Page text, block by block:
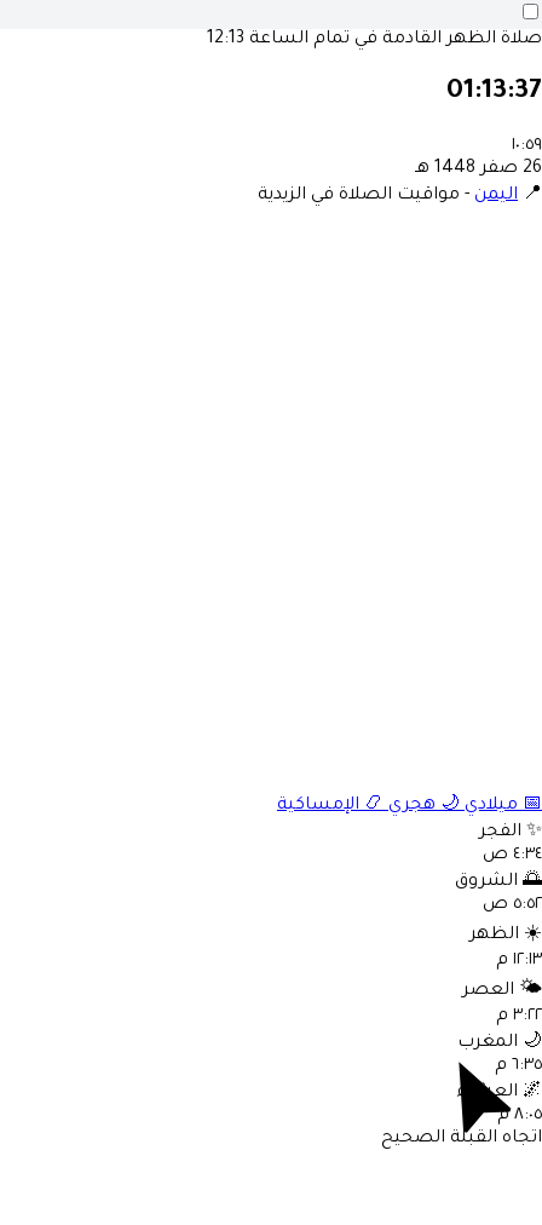
صلاة الظهر القادمة في تمام الساعة 12:13
01:13:37
١٠:٥٩
26 صفر 1448 هـ
📍 اليمن - مواقيت الصلاة في الزيدية
📅 ميلادي 🌙 هجري 📿 الإمساكية
✨ الفجر
٤:٣٤ ص
🌅 الشروق
٥:٥٢ ص
☀️ الظهر
١٢:١٣ م
🌤️ العصر
٣:٢٢ م
🌙 المغرب
٦:٣٥ م
🌌 العشاء
٨:٠٥ م
اتجاه القبلة الصحيح